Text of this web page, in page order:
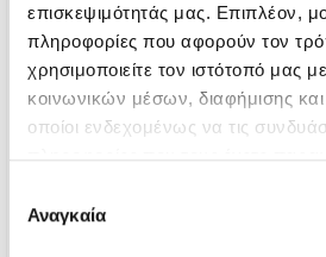
επισκεψιμότητάς μας. Επιπλέον,
πληροφορίες που αφορούν τον
χρησιμοποιείτε τον ιστότοπό μας
κοινωνικών μέσων, διαφήμισης
οποίοι ενδεχομένως να τις
των υπηρεσιών τους.
συγκατάθεσης
Αναγκαία
Αυθεντική
Με 24% ΦΠΑ